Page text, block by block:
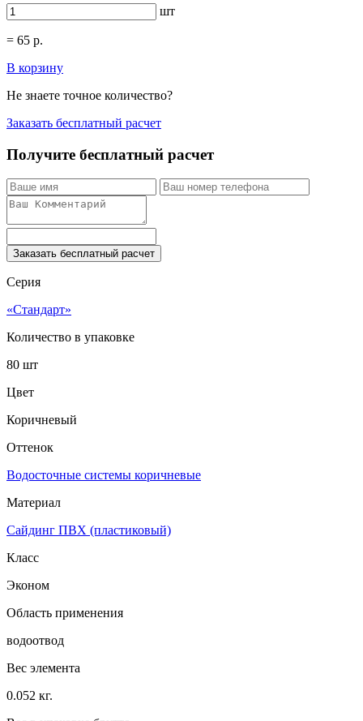
шт
= 65 р.
В корзину
Не знаете точное количество?
Заказать бесплатный расчет
Получите бесплатный расчет
Заказать бесплатный расчет
Серия
«Стандарт»
Количество в упаковке
80 шт
Цвет
Коричневый
Оттенок
Водосточные системы коричневые
Материал
Сайдинг ПВХ (пластиковый)
Класс
Эконом
Область применения
водоотвод
Вес элемента
0.052 кг.